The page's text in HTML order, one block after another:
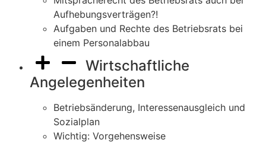
Aufhebungsverträgen?!
Aufgaben und Rechte des Betriebsrats bei
einem Personalabbau
Wirtschaftliche
Angelegenheiten
Betriebsänderung, Interessenausgleich und
Sozialplan
Wichtig: Vorgehensweise